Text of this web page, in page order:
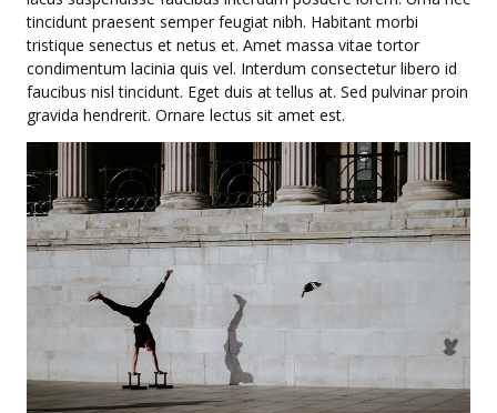
tincidunt praesent semper feugiat nibh. Habitant morbi
tristique senectus et netus et. Amet massa vitae tortor
condimentum lacinia quis vel. Interdum consectetur libero id
faucibus nisl tincidunt. Eget duis at tellus at. Sed pulvinar proin
gravida hendrerit. Ornare lectus sit amet est.